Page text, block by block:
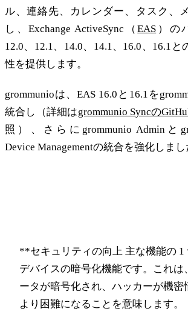
ル、連絡先、カレンダー、タスク、
し、Exchange ActiveSync（EAS ）の
12.0、12.1、14.0、14.1、16.0、16.1
性を提供します。
grommunioは、EAS 16.0と16.1を
統合し（詳細はgrommunio Syncの
照）、さらにgrommunio Adminと
Device Managementの統合を強化しまし
**セキュリティの向上 主な機能の 1
デバイスの暗号化機能です。これは
ータが暗号化され、ハッカーが機密
より困難になることを意味します。